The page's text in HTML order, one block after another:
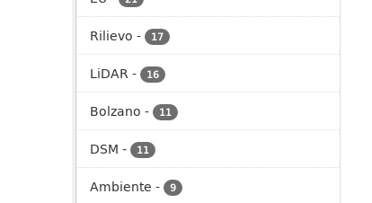
Rilievo - 17
LiDAR- 16
Bolzano - 11
DSM - 11
Ambiente - 9